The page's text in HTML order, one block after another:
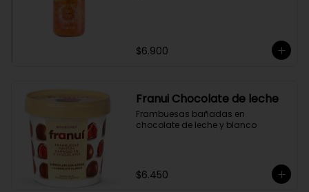
$6.900
Franui Chocolate de leche
Frambuesas bañadas en
chocolate de leche y blanco
$6.450